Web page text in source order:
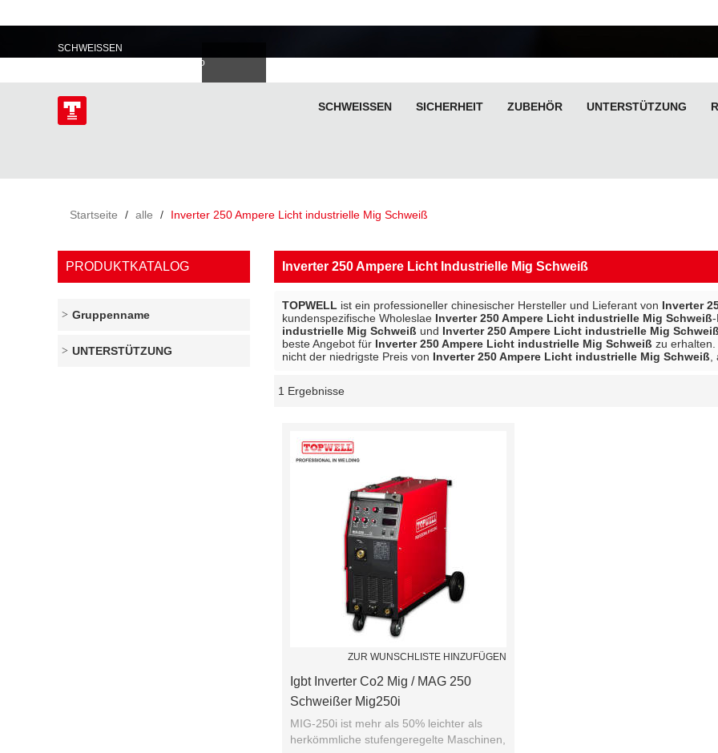
SCHWEISSEN
Italiano
Polski SCHWEISSEN SICHERHEIT ZUBEHÖR UNTERSTÜTZUNG
Startseite / alle / Inverter 250 Ampere Licht industrielle Mig Schweiß
PRODUKTKATALOG
Gruppenname
UNTERSTÜTZUNG
Inverter 250 Ampere Licht Industrielle Mig Schweiß
TOPWELL ist ein professioneller chinesischer Hersteller und Lieferant von Inverter
kundenspezifische Wholeslae Inverter 250 Ampere Licht industrielle Mig Schweiß
industrielle Mig Schweiß und Inverter 250 Ampere Licht industrielle Mig Schweiß
beste Angebot für Inverter 250 Ampere Licht industrielle Mig Schweiß zu
nicht der niedrigste Preis von Inverter 250 Ampere Licht industrielle Mig Schweiß
1 Ergebnisse
ZUR WUNSCHLISTE HINZUFÜGEN
Igbt Inverter Co2 Mig / MAG 250
Schweißer Mig250i
MIG-250i ist mehr als 50% leichter als
herkömmliche stufengeregelte Maschinen,